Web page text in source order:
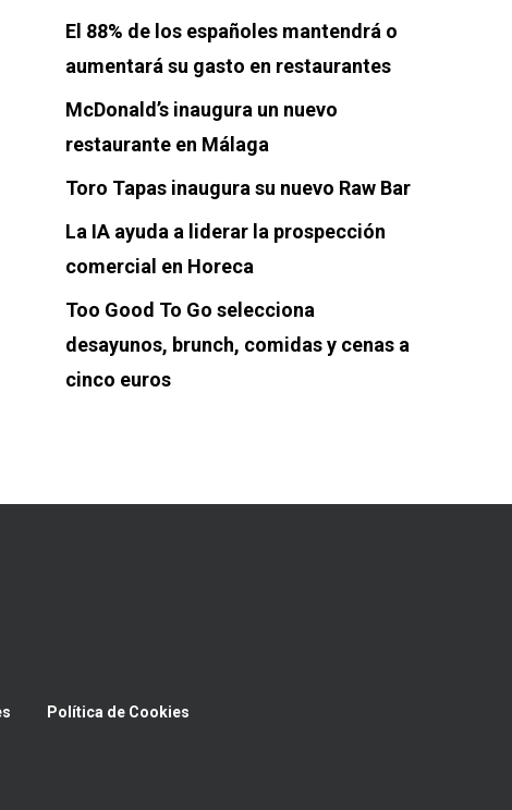
El 88% de los españoles mantendrá o
aumentará su gasto en restaurantes
McDonald’s inaugura un nuevo
restaurante en Málaga
Toro Tapas inaugura su nuevo Raw Bar
La IA ayuda a liderar la prospección
comercial en Horeca
Too Good To Go selecciona
desayunos, brunch, comidas y cenas a
cinco euros
Política de Cookies